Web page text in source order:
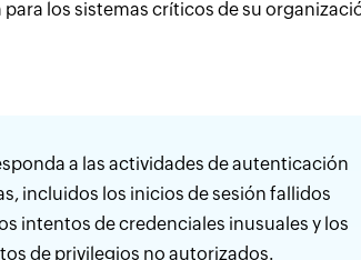
los sistemas críticos de su
a las actividades de autenticación
incluidos los inicios de sesión fallidos
intentos de credenciales inusuales y los
de privilegios no autorizados.